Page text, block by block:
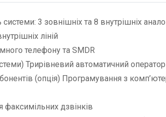
3 зовнішніх та 8 внутрішніх
ліній
телефону та SMDR
Трирівневий автоматичний оператор
(опція) Програмування з
факсимільних дзвінків